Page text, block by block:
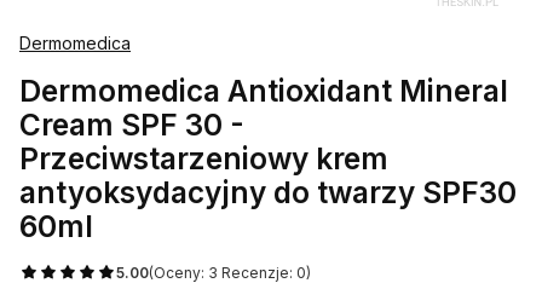
Dermomedica
Dermomedica Antioxidant Mineral
Cream SPF 30 -
Przeciwstarzeniowy krem
antyoksydacyjny do twarzy SPF30
60ml
5.00(Oceny: 3 Recenzje: 0)